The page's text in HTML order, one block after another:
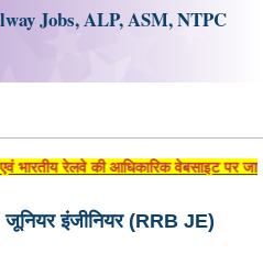
Jobs, ALP, ASM, NTPC
वेबसाइट पर जाने के लिए
जूनियर इंजीनियर (RRB JE)